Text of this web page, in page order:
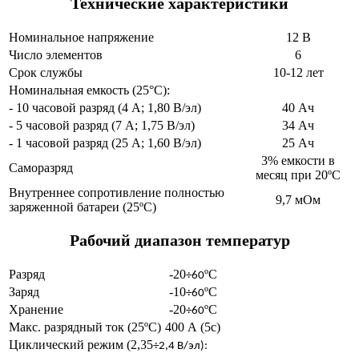
Номинальное напряжение
12 В
Число элементов
6
Срок службы
10-12 лет
Номинальная емкость (25°С):
- 10 часовой разряд (4 А; 1,80 В/эл)
40 Ач
- 5 часовой разряд (7 А; 1,75 В/эл)
34 Ач
- 1 часовой разряд (25 А; 1,60 В/эл)
25 Ач
Саморазряд
3% емкости в
месяц при 20ºС
Внутреннее сопротивление полностью
заряженной батареи (25ºС)
9,7 мОм
Рабочий диапазон температур
Разряд -20÷60ºС
Заряд
-10÷60ºС
Хранение
-20÷60ºС
Макс. разрядный ток (25ºС) 400 А (5с)
Циклический режим (2,35÷2,4 В/эл):